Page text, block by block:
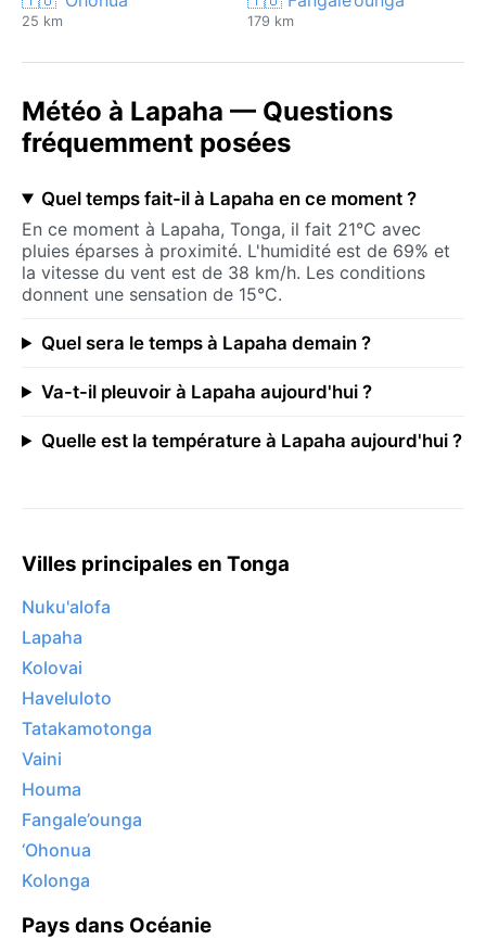
25 km 179 km
Météo à Lapaha — Questions
fréquemment posées
Quel temps fait-il à Lapaha en ce moment ?
En ce moment à Lapaha, Tonga, il fait 21°C avec
pluies éparses à proximité. L'humidité est de 69% et
la vitesse du vent est de 38 km/h. Les conditions
donnent une sensation de 15°C.
Quel sera le temps à Lapaha demain ?
Va-t-il pleuvoir à Lapaha aujourd'hui ?
Quelle est la température à Lapaha aujourd'hui ?
Villes principales en Tonga
Nuku'alofa
Lapaha
Kolovai
Haveluloto
Tatakamotonga
Vaini
Houma
Fangale’ounga
‘Ohonua
Kolonga
Pays dans Océanie